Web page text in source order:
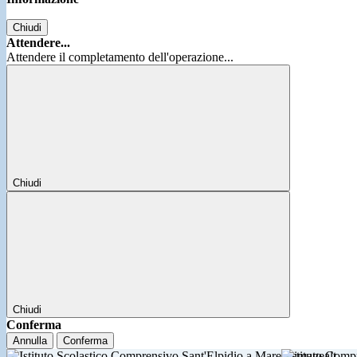
Chiudi
Attendere...
Attendere il completamento dell'operazione...
Chiudi
Chiudi
Conferma
Annulla Conferma